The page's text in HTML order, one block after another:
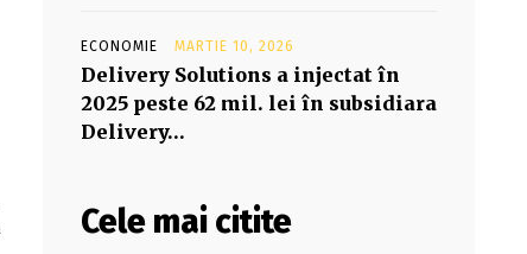
ECONOMIE MARTIE 10, 2026
Delivery Solutions a injectat în
2025 peste 62 mil. lei în subsidiara
Delivery…
Cele mai citite